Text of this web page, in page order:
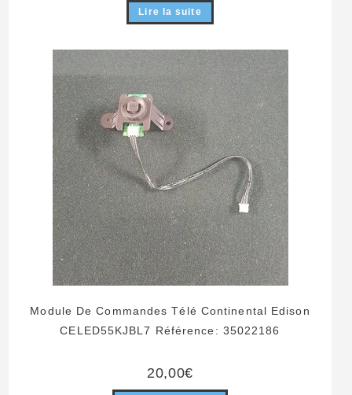
Lire la suite
Module De Commandes Télé Continental Edison
CELED55KJBL7 Référence: 35022186
20,00€